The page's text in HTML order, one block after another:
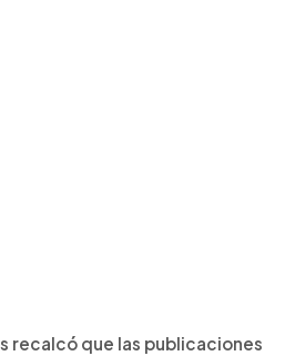
recalcó que las publicaciones